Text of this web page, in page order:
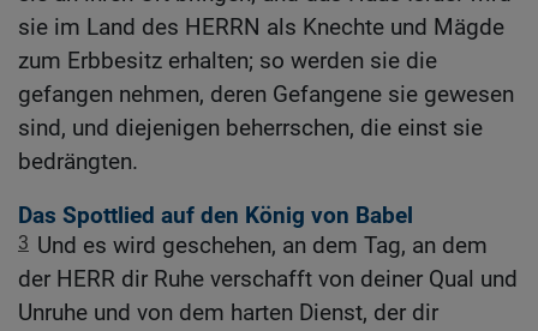
sie im Land des HERRN als Knechte und Mägde
zum Erbbesitz erhalten; so werden sie die
gefangen nehmen, deren Gefangene sie gewesen
sind, und diejenigen beherrschen, die einst sie
bedrängten.
Das Spottlied auf den König von Babel
3 Und es wird geschehen, an dem Tag, an dem
der HERR dir Ruhe verschafft von deiner Qual und
Unruhe und von dem harten Dienst, der dir